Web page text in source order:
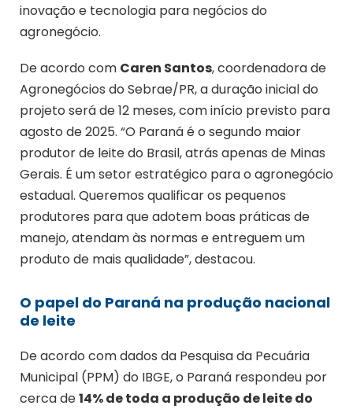
inovação e tecnologia para negócios do
agronegócio.
De acordo com Caren Santos, coordenadora de
Agronegócios do Sebrae/PR, a duração inicial do
projeto será de 12 meses, com início previsto para
agosto de 2025. “O Paraná é o segundo maior
produtor de leite do Brasil, atrás apenas de Minas
Gerais. É um setor estratégico para o agronegócio
estadual. Queremos qualificar os pequenos
produtores para que adotem boas práticas de
manejo, atendam às normas e entreguem um
produto de mais qualidade”, destacou.
O papel do Paraná na produção nacional
de leite
De acordo com dados da Pesquisa da Pecuária
Municipal (PPM) do IBGE, o Paraná respondeu por
cerca de14% de toda a produção de leite do